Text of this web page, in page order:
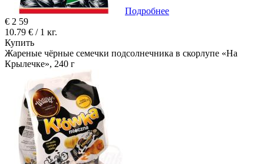
Подробнее
€ 2 59
10.79 € / 1 кг.
Купить
Жареные чёрные семечки подсолнечника в скорлупе «На
Крылечке», 240 г